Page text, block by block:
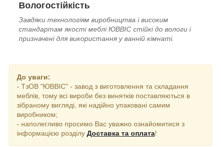
Вологостійкість
Завдяки технологіям виробництва і високим
стандартам якості меблі ЮВВІС стійкі до вологи і
призначені для використання у ванній кімнаті.
До уваги:
- ТзОВ "ЮВВІС" - завод з виготовлення та складання
меблів, тому всі вироби без винятків поставляються в
зібраному вигляді, які надійно упаковані самим
виробником;
- наполегливо просимо Вас уважно ознайомитися з
інформацією розділу Доставка та оплата!